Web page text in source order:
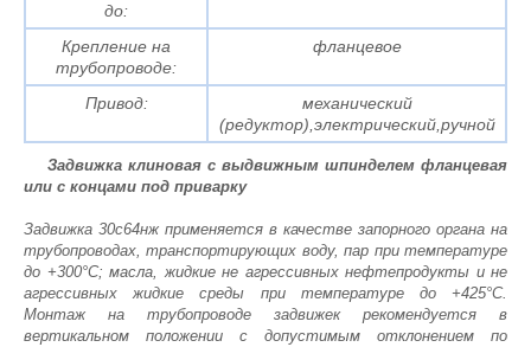
до:
Крепление на
трубопроводе:
фланцевое
Привод:
механический
(редуктор),электрический,ручной
Задвижка клиновая с выдвижным шпинделем фланцевая
или с концами под приварку
Задвижка 30с64нж применяется в качестве запорного органа на
трубопроводах, транспортирующих воду, пар при температуре
до +300°С; масла, жидкие не агрессивных нефтепродукты и не
агрессивных жидкие среды при температуре до +425°С.
Монтаж на трубопроводе задвижек рекомендуется в
вертикальном положении с допустимым отклонением по